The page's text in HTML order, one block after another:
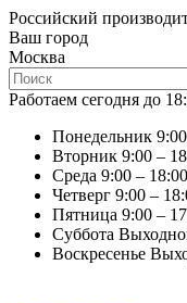
Российский
Ваш город
Москва
Работаем сегодня до
Понедельник
Вторник 9:00 –
Среда 9:00 – 18:00
Четверг 9:00 –
Пятница 9:00 –
Суббота
Воскресенье